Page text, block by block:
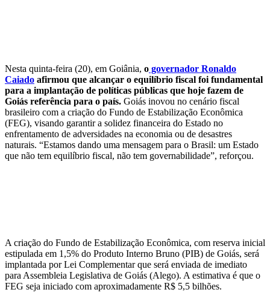
Nesta quinta-feira (20), em Goiânia, o governador Ronaldo
Caiado afirmou que alcançar o equilíbrio fiscal foi fundamental
para a implantação de políticas públicas que hoje fazem de
Goiás referência para o país. Goiás inovou no cenário fiscal
brasileiro com a criação do Fundo de Estabilização Econômica
(FEG), visando garantir a solidez financeira do Estado no
enfrentamento de adversidades na economia ou de desastres
naturais. “Estamos dando uma mensagem para o Brasil: um Estado
que não tem equilíbrio fiscal, não tem governabilidade”, reforçou.
A criação do Fundo de Estabilização Econômica, com reserva inicial
estipulada em 1,5% do Produto Interno Bruno (PIB) de Goiás, será
implantada por Lei Complementar que será enviada de imediato
para Assembleia Legislativa de Goiás (Alego). A estimativa é que o
FEG seja iniciado com aproximadamente R$ 5,5 bilhões.